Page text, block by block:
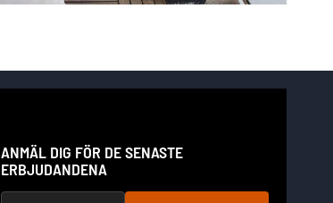
ANMÄL DIG FÖR DE SENASTE
ERBJUDANDENA